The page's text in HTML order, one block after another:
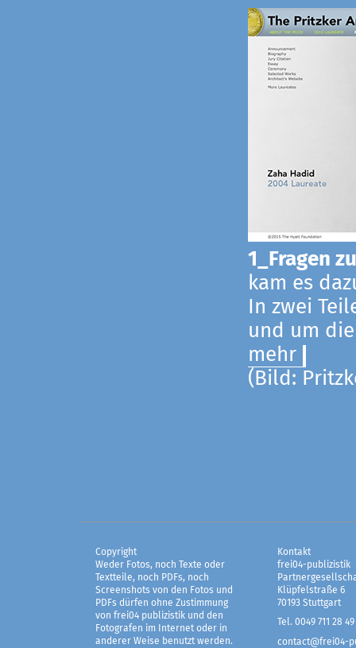
1_Fragen
kam es
In zwei
und um
mehr
(Bild:
Copyright
Weder Fotos, noch Texte oder
Textteile, noch PDFs, noch
Screenshots von den Fotos und
PDFs dürfen ohne Zustimmung
von frei04 publizistik und den
Fotografen im Internet oder in
anderer Weise benutzt werden.
Kontakt
frei04-publizistik
Klüpfelstraße 6
70193 Stuttgart
Tel. 0049 711 28 49
contact@frei04-